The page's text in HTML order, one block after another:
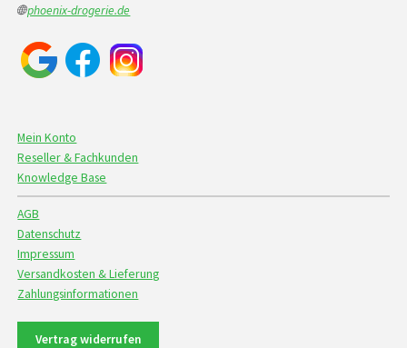
🌐phoenix-drogerie.de
Mein Konto
Reseller & Fachkunden
Knowledge Base
AGB
Datenschutz
Impressum
Versandkosten & Lieferung
Zahlungsinformationen
Vertrag widerrufen